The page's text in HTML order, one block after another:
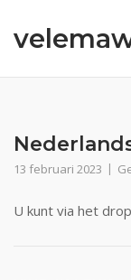
naar
inhoud
13 februari 2023
U kunt via het